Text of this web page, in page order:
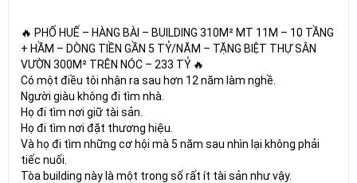
🔥 PHỐ HUẾ – HÀNG BÀI – BUILDING 310M² MT 11M – 10 TẦNG
+ HẦM – DÒNG TIỀN GẦN 5 TỶ/NĂM – TẶNG BIỆT THỰ SÂN
VƯỜN 300M² TRÊN NÓC – 233 TỶ 🔥
Có một điều tôi nhận ra sau hơn 12 năm làm nghề.
Người giàu không đi tìm nhà.
Họ đi tìm nơi giữ tài sản.
Họ đi tìm nơi đặt thương hiệu.
Và họ đi tìm những cơ hội mà 5 năm sau nhìn lại không phải
tiếc nuối.
Tòa building này là một trong số rất ít tài sản như vậy.